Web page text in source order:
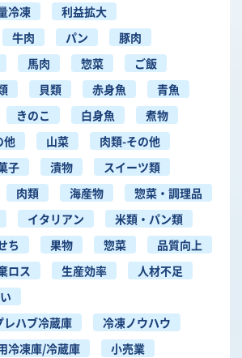
冷凍
利益拡大
牛肉 パン
豚肉
馬肉 惣菜
ご飯
貝類 赤身魚
青魚
きのこ 白身魚
煮物
他
山菜
肉類-その他
子 漬物
スイーツ類
肉類 海産物
惣菜・調理品
イタリアン
米類・パン類
ち 果物 惣菜
品質向上
ロス 生産効率
人材不足
ハブ冷蔵庫
冷凍ノウハウ
冷凍庫/冷蔵庫
小売業